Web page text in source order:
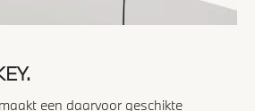
een daarvoor geschikte